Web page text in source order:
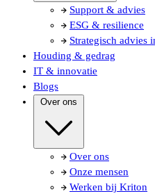
Support & advies
ESG & resilience
Strategisch advies
Houding & gedrag
IT & innovatie
Blogs
Over ons
Over ons
Onze mensen
Werken bij Kriton